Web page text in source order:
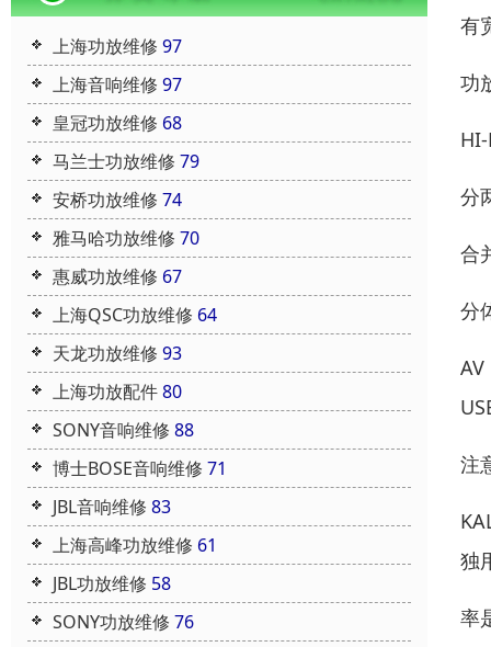
上海功放维修 97
上海音响维修 97
皇冠功放维修 68
马兰士功放维修 79
安桥功放维修 74
雅马哈功放维修 70
惠威功放维修 67
上海QSC功放维修 64
天龙功放维修 93
上海功放配件80
SONY音响维修 88
博士BOSE音响维修 71
JBL音响维修 83
上海高峰功放维修 61
JBL功放维修 58
SONY功放维修 76
有
功
分
合
分
注
独
率